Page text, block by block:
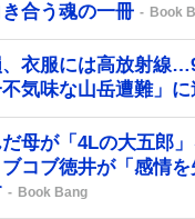
合う魂の一冊
Book
衣服には高放射線
不気味な山岳遭難」に
母が「4Lの大五郎
コブ徳井が「感情を
Book Bang